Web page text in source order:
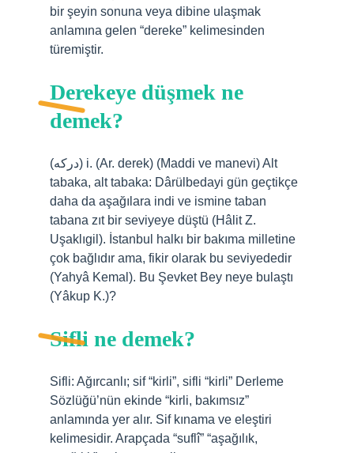
bir şeyin sonuna veya dibine ulaşmak
anlamına gelen “dereke” kelimesinden
türemiştir.
Derekeye düşmek ne
demek?
(ﺩﺭﻛﻪ) i. (Ar. derek) (Maddi ve manevi) Alt
tabaka, alt tabaka: Dârülbedayi gün geçtikçe
daha da aşağılara indi ve ismine taban
tabana zıt bir seviyeye düştü (Hâlit Z.
Uşaklıgil). İstanbul halkı bir bakıma milletine
çok bağlıdır ama, fikir olarak bu seviyededir
(Yahyâ Kemal). Bu Şevket Bey neye bulaştı
(Yâkup K.)?
Sifli ne demek?
Sifli: Ağırcanlı; sif “kirli”, sifli “kirli” Derleme
Sözlüğü’nün ekinde “kirli, bakımsız”
anlamında yer alır. Sif kınama ve eleştiri
kelimesidir. Arapçada “suflî” “aşağılık,